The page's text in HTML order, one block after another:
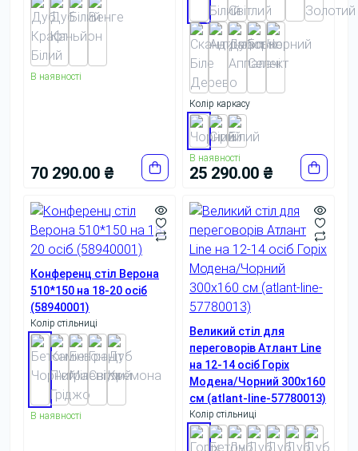
В наявності
70 290.00 ₴
Колір каркасу
В наявності
25 290.00 ₴
Конференц стіл Верона
510*150 на 18-20 осіб
(58940001)
Колір стільниці
В наявності
Великий стіл для
переговорів Атлант Line
на 12-14 осіб Горіх
Модена/Чорний 300x160
см (atlant-line-57780013)
Колір стільниці